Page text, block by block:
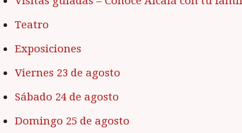
Teatro
Exposiciones
Viernes 23 de agosto
Sábado 24 de agosto
Domingo 25 de agosto